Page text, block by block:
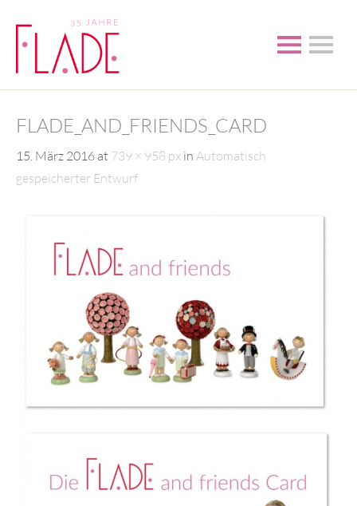
FLADE_AND_FRIENDS_CARD
15. März 2016 at 739 × 958 px in Automatisch
gespeicherter Entwurf